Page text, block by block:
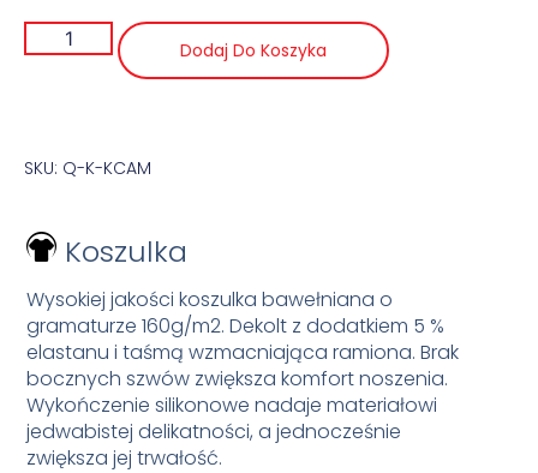
Dodaj Do Koszyka
SKU: Q-K-KCAM
Koszulka
Wysokiej jakości koszulka bawełniana o
gramaturze 160g/m2. Dekolt z dodatkiem 5 %
elastanu i taśmą wzmacniająca ramiona. Brak
bocznych szwów zwiększa komfort noszenia.
Wykończenie silikonowe nadaje materiałowi
jedwabistej delikatności, a jednocześnie
zwiększa jej trwałość.